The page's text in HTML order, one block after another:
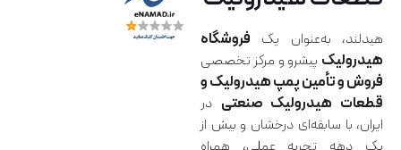
هیدلند، به‌عنوان یک فروشگاه
هیدرولیک پیشرو و مرکز تخصصی
فروش و تأمین پمپ هیدرولیک و
قطعات هیدرولیک صنعتی در
ایران، با سابقه‌ای درخشان و بیش از